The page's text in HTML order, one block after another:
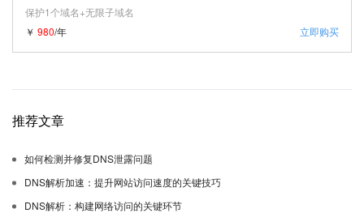
保护1个域名+无限子域名
立即购买
￥ 980/年
推荐文章
如何检测并修复DNS泄露问题
DNS解析加速：提升网站访问速度的关键技巧
DNS解析：构建网络访问的关键环节